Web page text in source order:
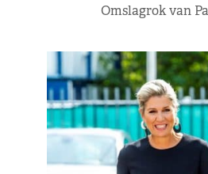
Omslagrok van